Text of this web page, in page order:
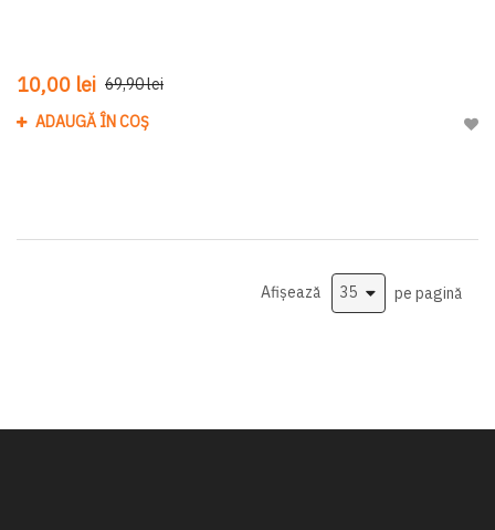
10,00 lei 69,90 lei
ADAUGĂ ÎN COȘ
Afișează pe pagină